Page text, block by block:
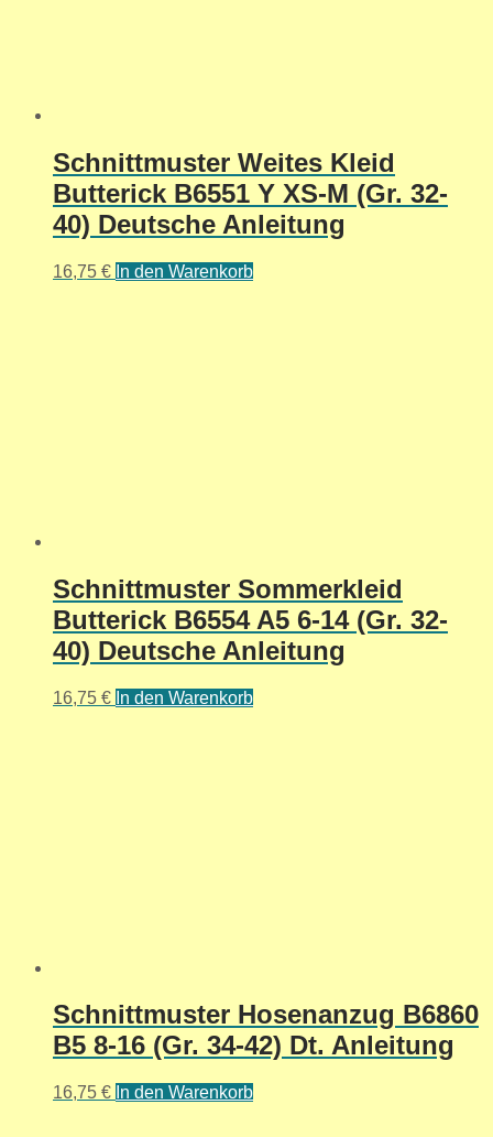
Schnittmuster Weites Kleid
Butterick B6551 Y XS-M (Gr. 32-
40) Deutsche Anleitung
16,75 € In den Warenkorb
Schnittmuster Sommerkleid
Butterick B6554 A5 6-14 (Gr. 32-
40) Deutsche Anleitung
16,75 € In den Warenkorb
Schnittmuster Hosenanzug B6860
B5 8-16 (Gr. 34-42) Dt. Anleitung
16,75 € In den Warenkorb